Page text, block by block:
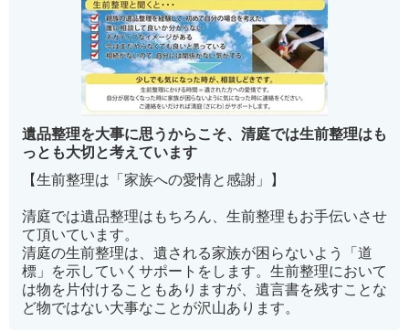
遺品整理を大事に思うからこそ、清庭では生前整理はも
っとも大切と考えています
【生前整理は「家族への愛情と感謝」】
清庭では遺品整理はもちろん、生前整理もお手伝いさせ
て頂いています。
清庭の生前整理は、遺される家族が困らないよう「道
標」を示していくサポートをします。生前整理において
は物を片付けることもありますが、遺言書を残すことな
ど物ではない大事なことが沢山あります。